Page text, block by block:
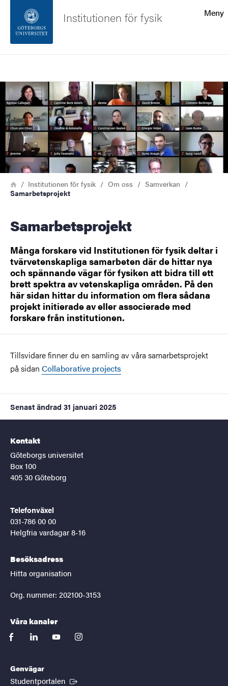
Sidfoten
Om webbplatsen
Meny
Institutionen för fysik
Bild
Länkstig
HemInstitutionen för fysik Om oss
Samverkan
Samarbetsprojekt
Samarbetsprojekt
Många forskare vid Institutionen för fysik deltar i
tvärvetenskapliga samarbeten där de hittar nya
och spännande vägar för fysiken att bidra till ett
brett spektra av vetenskapliga områden. På den
här sidan hittar du information om flera sådana
projekt initierade av eller associerade med
forskare från institutionen.
Tillsvidare finner du en samling av våra samarbetsprojekt
på sidan Collaborative projects
Senast ändrad 31 januari 2025
Kontakt
Göteborgs universitet
Box 100
405 30 Göteborg
Telefonväxel
031-786 00 00
Helgfria vardagar 8-16
Besöksadress
Hitta organisation
Org. nummer: 202100-3153
Våra kanaler
facebooklinkedinyoutubeinstagram
Genvägar
Studentportalen (Extern länk)